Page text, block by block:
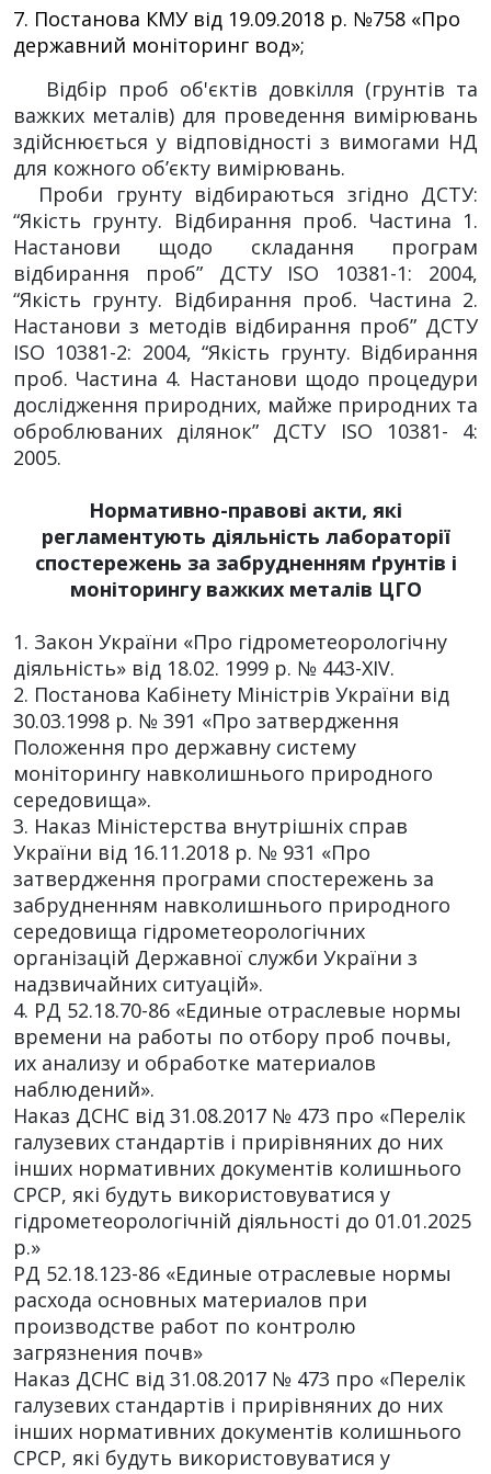
7. Постанова КМУ від 19.09.2018 р. №758 «Про
державний моніторинг вод»;
Відбір проб об'єктів довкілля (грунтів та
важких металів) для проведення вимірювань
здійснюється у відповідності з вимогами НД
для кожного об’єкту вимірювань.
Проби грунту відбираються згідно ДСТУ:
“Якість грунту. Відбирання проб. Частина 1.
Настанови щодо складання програм
відбирання проб” ДСТУ ISO 10381-1: 2004,
“Якість грунту. Відбирання проб. Частина 2.
Настанови з методів відбирання проб” ДСТУ
ISO 10381-2: 2004, “Якість грунту. Відбирання
проб. Частина 4. Настанови щодо процедури
дослідження природних, майже природних та
оброблюваних ділянок” ДСТУ ISO 10381- 4:
2005.
Нормативно-правові акти, які
регламентують діяльність лабораторії
спостережень за забрудненням ґрунтів і
моніторингу важких металів ЦГО
1. Закон України «Про гідрометеорологічну
діяльність» від 18.02. 1999 р. № 443-ХІV.
2. Постанова Кабінету Міністрів України від
30.03.1998 р. № 391 «Про затвердження
Положення про державну систему
моніторингу навколишнього природного
середовища».
3. Наказ Міністерства внутрішніх справ
України від 16.11.2018 р. № 931 «Про
затвердження програми спостережень за
забрудненням навколишнього природного
середовища гідрометеорологічних
організацій Державної служби України з
надзвичайних ситуацій».
4. РД 52.18.70-86 «Единые отраслевые нормы
времени на работы по отбору проб почвы,
их анализу и обработке материалов
наблюдений».
Наказ ДСНС від 31.08.2017 № 473 про «Перелік
галузевих стандартів і прирівняних до них
інших нормативних документів колишнього
СРСР, які будуть використовуватися у
гідрометеорологічній діяльності до 01.01.2025
р.»
РД 52.18.123-86 «Единые отраслевые нормы
расхода основных материалов при
производстве работ по контролю
загрязнения почв»
Наказ ДСНС від 31.08.2017 № 473 про «Перелік
галузевих стандартів і прирівняних до них
інших нормативних документів колишнього
СРСР, які будуть використовуватися у